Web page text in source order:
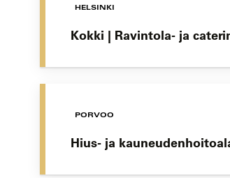
HELSINKI
Kokki | Ravintola- ja
PORVOO
Hius- ja